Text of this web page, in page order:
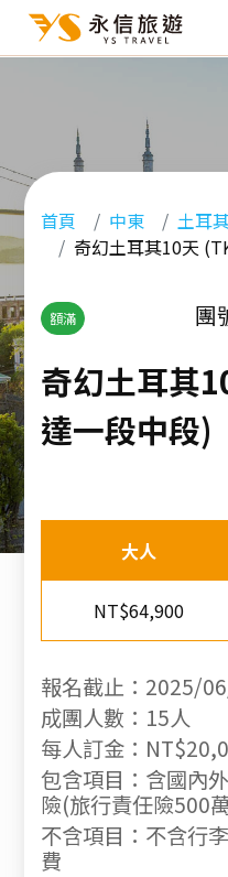
首頁 中東
土耳
奇幻土耳其10天
額滿 團
奇幻土耳其
達一段中段)
大人
NT$64,900
報名截止：2025/
成團人數：15人
每人訂金：
包含項目：含國內
險(旅行責任險500
不含項目：不含行
費